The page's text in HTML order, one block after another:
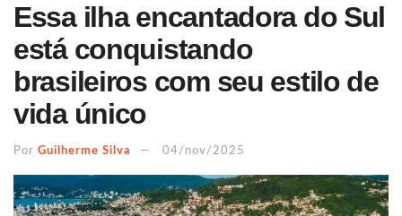
Essa ilha encantadora do Sul
está conquistando
brasileiros com seu estilo de
vida único
Por Guilherme Silva 04/nov/2025